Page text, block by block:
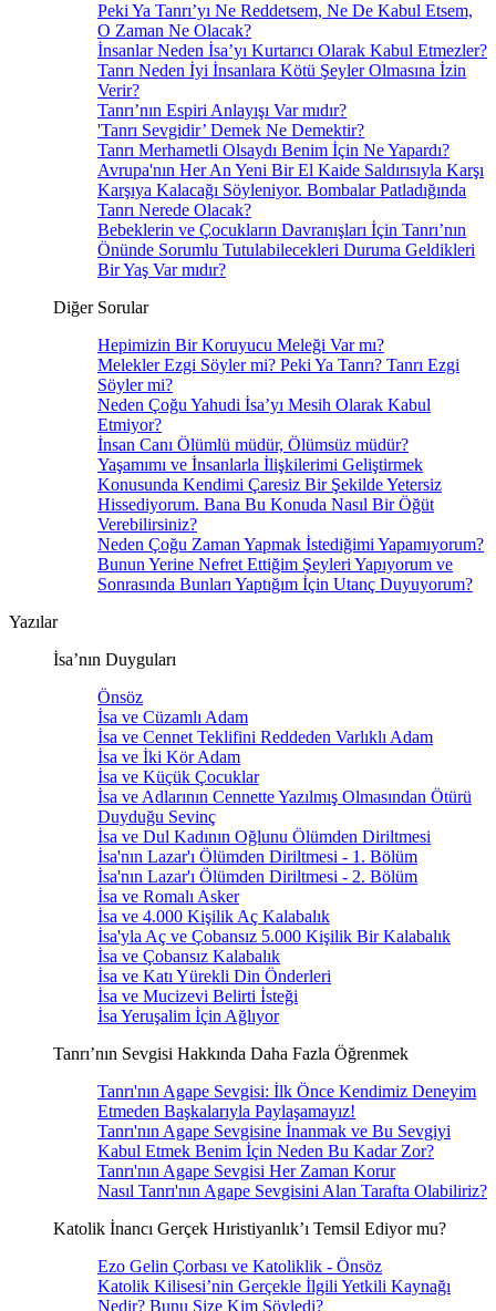
Peki Ya Tanrı’yı Ne Reddetsem, Ne De Kabul Etsem,
O Zaman Ne Olacak?
İnsanlar Neden İsa’yı Kurtarıcı Olarak Kabul Etmezler?
Tanrı Neden İyi İnsanlara Kötü Şeyler Olmasına İzin
Verir?
Tanrı’nın Espiri Anlayışı Var mıdır?
'Tanrı Sevgidir’ Demek Ne Demektir?
Tanrı Merhametli Olsaydı Benim İçin Ne Yapardı?
Avrupa'nın Her An Yeni Bir El Kaide Saldırısıyla Karşı
Karşıya Kalacağı Söyleniyor. Bombalar Patladığında
Tanrı Nerede Olacak?
Bebeklerin ve Çocukların Davranışları İçin Tanrı’nın
Önünde Sorumlu Tutulabilecekleri Duruma Geldikleri
Bir Yaş Var mıdır?
Diğer Sorular
Hepimizin Bir Koruyucu Meleği Var mı?
Melekler Ezgi Söyler mi? Peki Ya Tanrı? Tanrı Ezgi
Söyler mi?
Neden Çoğu Yahudi İsa’yı Mesih Olarak Kabul
Etmiyor?
İnsan Canı Ölümlü müdür, Ölümsüz müdür?
Yaşamımı ve İnsanlarla İlişkilerimi Geliştirmek
Konusunda Kendimi Çaresiz Bir Şekilde Yetersiz
Hissediyorum. Bana Bu Konuda Nasıl Bir Öğüt
Verebilirsiniz?
Neden Çoğu Zaman Yapmak İstediğimi Yapamıyorum?
Bunun Yerine Nefret Ettiğim Şeyleri Yapıyorum ve
Sonrasında Bunları Yaptığım İçin Utanç Duyuyorum?
Yazılar
İsa’nın Duyguları
Önsöz
İsa ve Cüzamlı Adam
İsa ve Cennet Teklifini Reddeden Varlıklı Adam
İsa ve İki Kör Adam
İsa ve Küçük Çocuklar
İsa ve Adlarının Cennette Yazılmış Olmasından Ötürü
Duyduğu Sevinç
İsa ve Dul Kadının Oğlunu Ölümden Diriltmesi
İsa'nın Lazar'ı Ölümden Diriltmesi - 1. Bölüm
İsa'nın Lazar'ı Ölümden Diriltmesi - 2. Bölüm
İsa ve Romalı Asker
İsa ve 4.000 Kişilik Aç Kalabalık
İsa'yla Aç ve Çobansız 5.000 Kişilik Bir Kalabalık
İsa ve Çobansız Kalabalık
İsa ve Katı Yürekli Din Önderleri
İsa ve Mucizevi Belirti İsteği
İsa Yeruşalim İçin Ağlıyor
Tanrı’nın Sevgisi Hakkında Daha Fazla Öğrenmek
Tanrı'nın Agape Sevgisi: İlk Önce Kendimiz Deneyim
Etmeden Başkalarıyla Paylaşamayız!
Tanrı'nın Agape Sevgisine İnanmak ve Bu Sevgiyi
Kabul Etmek Benim İçin Neden Bu Kadar Zor?
Tanrı'nın Agape Sevgisi Her Zaman Korur
Nasıl Tanrı'nın Agape Sevgisini Alan Tarafta Olabiliriz?
Katolik İnancı Gerçek Hıristiyanlık’ı Temsil Ediyor mu?
Ezo Gelin Çorbası ve Katoliklik - Önsöz
Katolik Kilisesi’nin Gerçekle İlgili Yetkili Kaynağı
Nedir? Bunu Size Kim Söyledi?